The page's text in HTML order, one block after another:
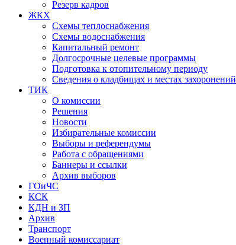
Резерв кадров
ЖКХ
Схемы теплоснабжения
Схемы водоснабжения
Капитальный ремонт
Долгосрочные целевые программы
Подготовка к отопительному периоду
Сведения о кладбищах и местах захоронений
ТИК
О комиссии
Решения
Новости
Избирательные комиссии
Выборы и референдумы
Работа с обращениями
Баннеры и ссылки
Архив выборов
ГОиЧС
КСК
КДН и ЗП
Архив
Транспорт
Военный комиссариат